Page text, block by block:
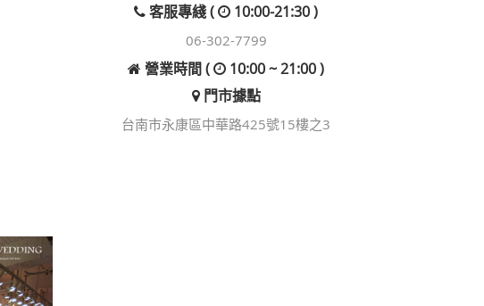
客服專綫 ( 10:00-21:30 )
06-302-7799
營業時間 (
10:00 ~ 21:00 )
門市據點
台南市永康區中華路425號15樓之3